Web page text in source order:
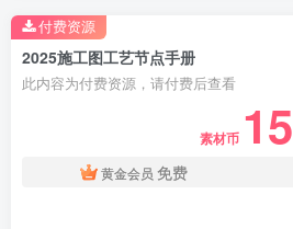
2025施工图工艺节点手册
此内容为付费资源，请付费后查看
素材币 15
黄金会员 免费
付费资源